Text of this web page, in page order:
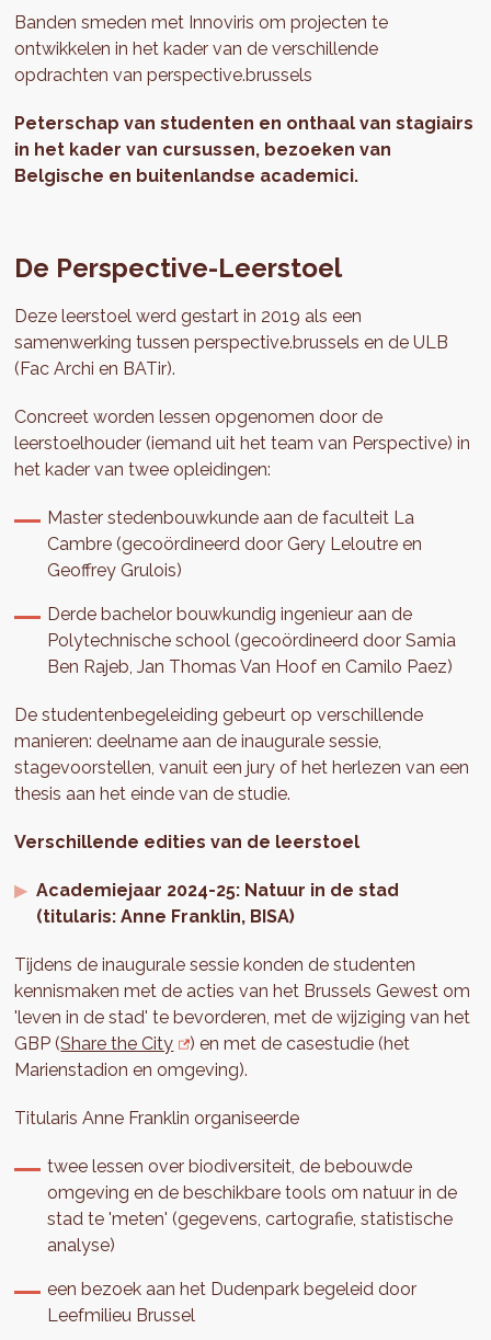
Banden smeden met Innoviris om projecten te
ontwikkelen in het kader van de verschillende
opdrachten van perspective.brussels
Peterschap van studenten en onthaal van stagiairs
in het kader van cursussen, bezoeken van
Belgische en buitenlandse academici.
De Perspective-Leerstoel
Deze leerstoel werd gestart in 2019 als een
samenwerking tussen perspective.brussels en de ULB
(Fac Archi en BATir).
Concreet worden lessen opgenomen door de
leerstoelhouder (iemand uit het team van Perspective) in
het kader van twee opleidingen:
Master stedenbouwkunde aan de faculteit La
Cambre (gecoördineerd door Gery Leloutre en
Geoffrey Grulois)
Derde bachelor bouwkundig ingenieur aan de
Polytechnische school (gecoördineerd door Samia
Ben Rajeb, Jan Thomas Van Hoof en Camilo Paez)
De studentenbegeleiding gebeurt op verschillende
manieren: deelname aan de inaugurale sessie,
stagevoorstellen, vanuit een jury of het herlezen van een
thesis aan het einde van de studie.
Verschillende edities van de leerstoel
Academiejaar 2024-25: Natuur in de stad
(titularis: Anne Franklin, BISA)
Tijdens de inaugurale sessie konden de studenten
kennismaken met de acties van het Brussels Gewest om
'leven in de stad' te bevorderen, met de wijziging van het
GBP (Share the City
) en met de casestudie (het
Marienstadion en omgeving).
Titularis Anne Franklin organiseerde
twee lessen over biodiversiteit, de bebouwde
omgeving en de beschikbare tools om natuur in de
stad te 'meten' (gegevens, cartografie, statistische
analyse)
een bezoek aan het Dudenpark begeleid door
Leefmilieu Brussel